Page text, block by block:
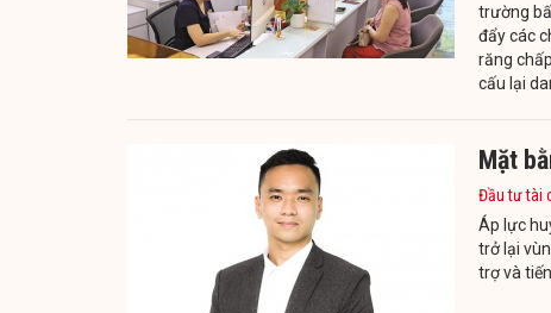
trường
đẩy các
răng
cấu lại
Mặt
Đầu tư tài
Áp lực
trở lại
trợ và